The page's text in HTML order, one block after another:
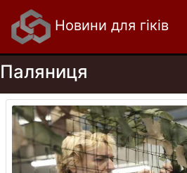
Новини для гіків
Паляниця